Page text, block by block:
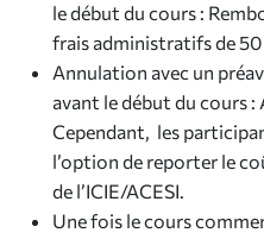
le début du cours :
frais administratifs de 50
Annulation avec un
avant le début du cours
Cependant, les
l’option de reporter le
de l’ICIE/ACESI.
Une fois le cours